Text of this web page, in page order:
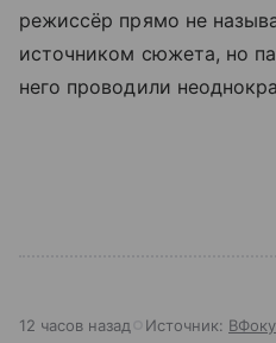
режиссёр прямо не
источником сюжета, но
него проводили
12 часов назад Источник: